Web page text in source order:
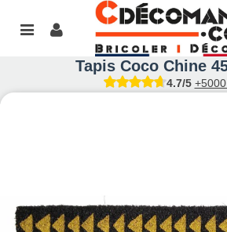
Tapis Coco Chine
4.7/5